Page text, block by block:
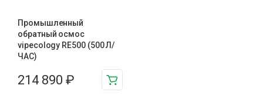
Промышленный
обратный осмос
vipecology RE500 (500 Л/
ЧАС)
214 890 ₽